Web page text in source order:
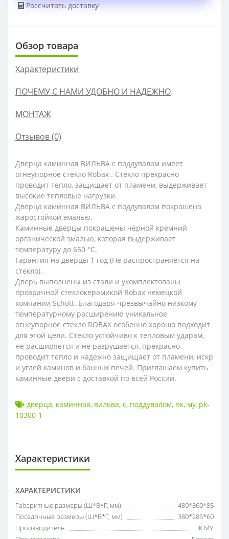
Рассчитать доставку
Обзор товара
Характеристики
ПОЧЕМУ С НАМИ УДОБНО И НАДЕЖНО
МОНТАЖ
Отзывов (0)
Дверца каминная ВИЛЬВА с поддувалом имеет
огнеупорное стекло Robax . Стекло прекрасно
проводит тепло, защищает от пламени, выдерживает
высокие тепловые нагрузки.
Дверца каминная ВИЛЬВА с поддувалом покрашена
жаростойкой эмалью.
Каминные дверцы покрашены чёрной кремний
органической эмалью, которая выдерживает
температуру до 650 °С.
Гарантия на дверцы 1 год (Не распространяется на
стекло).
Дверь выполнены из стали и укомплектованы
прозрачной стеклокерамикой Robax немецкой
компании Schott. Благодаря чрезвычайно низкому
температурному расширению уникальное
огнеупорное стекло ROBAX особенно хорошо подходит
для этой цели. Стекло устойчиво к тепловым ударам,
не расширяется и не разрушается, прекрасно
проводит тепло и надежно защищает от пламени, искр
и углей каминов и банных печей. Приглашаем купить
каминные двери с доставкой по всей России.
дверца, каминная, вильва, с, поддувалом, пк, му, pk-
10300-1
Характеристики
ХАРАКТЕРИСТИКИ
Габаритные размеры (Ш*В*Г, мм)
480*360*85
Посадочные размеры (Ш*В*Г, мм)
380*285*60
Производитель
ПК МУ